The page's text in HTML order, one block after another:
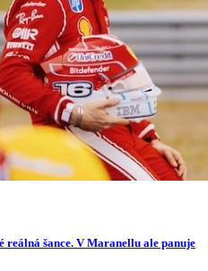
reálná šance. V Maranellu ale panuje